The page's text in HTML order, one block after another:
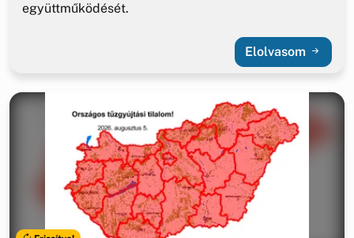
együttműködését.
Elolvasom